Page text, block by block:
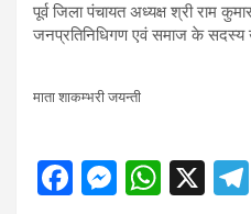
पूर्व जिला पंचायत अध्यक्ष श्री राम
जनप्रतिनिधिगण एवं समाज के सदस्य
माता शाकम्भरी जयन्ती
F
M W X